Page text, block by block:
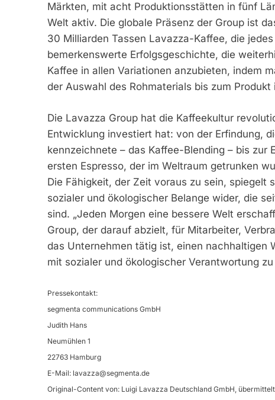
Märkten, mit acht Produktionsstätten in fünf
Welt aktiv. Die globale Präsenz der Group ist
30 Milliarden Tassen Lavazza-Kaffee, die
bemerkenswerte Erfolgsgeschichte, die
Kaffee in allen Variationen anzubieten, indem
der Auswahl des Rohmaterials bis zum Produkt
Die Lavazza Group hat die Kaffeekultur
Entwicklung investiert hat: von der Erfindung,
kennzeichnete – das Kaffee-Blending – bis
ersten Espresso, der im Weltraum getrunken
Die Fähigkeit, der Zeit voraus zu sein,
sozialer und ökologischer Belange wider, die
sind. „Jeden Morgen eine bessere Welt
Group, der darauf abzielt, für Mitarbeiter,
das Unternehmen tätig ist, einen nachhaltigen
mit sozialer und ökologischer Verantwortung
Pressekontakt:
segmenta communications GmbH
Judith Hans
Neumühlen 1
22763 Hamburg
E-Mail: lavazza@segmenta.de
Original-Content von: Luigi Lavazza Deutschland GmbH,